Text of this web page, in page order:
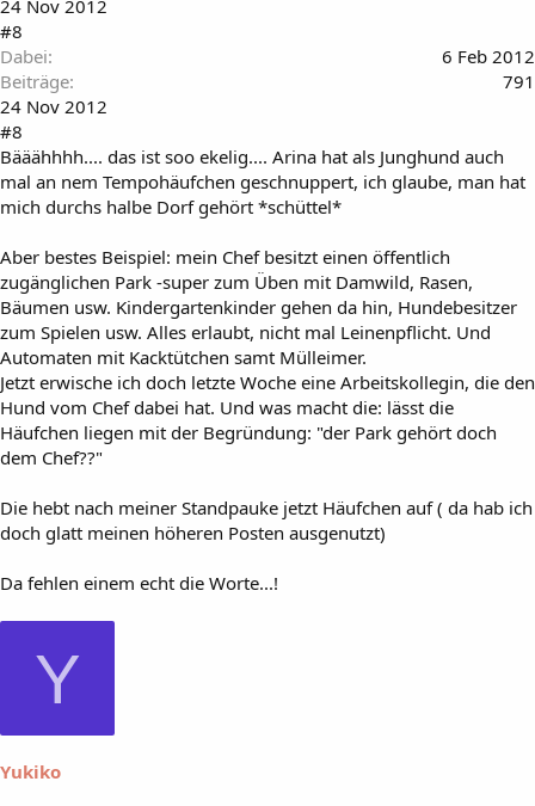
24 Nov 2012
#8
Dabei
6 Feb 2012
Beiträge
791
24 Nov 2012
#8
Bääähhhh.... das ist soo ekelig.... Arina hat als Junghund auch
mal an nem Tempohäufchen geschnuppert, ich glaube, man hat
mich durchs halbe Dorf gehört *schüttel*
Aber bestes Beispiel: mein Chef besitzt einen öffentlich
zugänglichen Park -super zum Üben mit Damwild, Rasen,
Bäumen usw. Kindergartenkinder gehen da hin, Hundebesitzer
zum Spielen usw. Alles erlaubt, nicht mal Leinenpflicht. Und
Automaten mit Kacktütchen samt Mülleimer.
Jetzt erwische ich doch letzte Woche eine Arbeitskollegin, die den
Hund vom Chef dabei hat. Und was macht die: lässt die
Häufchen liegen mit der Begründung: "der Park gehört doch
dem Chef??"
Die hebt nach meiner Standpauke jetzt Häufchen auf ( da hab ich
doch glatt meinen höheren Posten ausgenutzt)
Da fehlen einem echt die Worte...!
Y
Yukiko